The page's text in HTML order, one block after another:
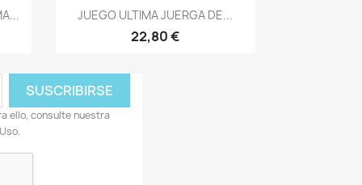
Vista rápida
JUEGO ULTIMA JUERGA DE...
22,80 €
ello, consulte nuestra